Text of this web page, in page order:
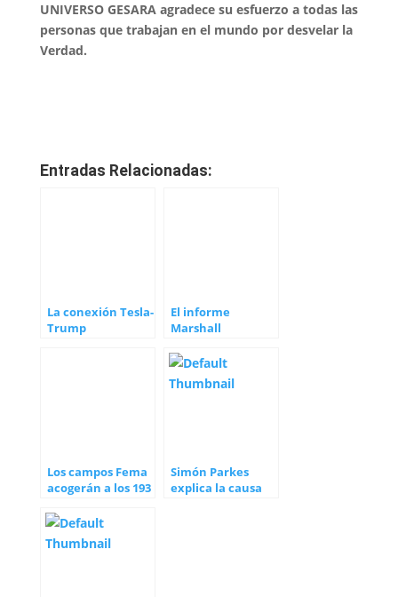
UNIVERSO GESARA agradece su esfuerzo a todas las
personas que trabajan en el mundo por desvelar la
Verdad.
Entradas Relacionadas:
La conexión Tesla-
Trump
El informe
Marshall
Los campos Fema
acogerán a los 193
sellados
Simón Parkes
explica la causa